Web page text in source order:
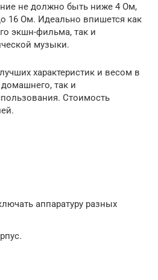
не должно быть ниже 4 Ом,
16 Ом. Идеально впишется как
экшн-фильма, так и
музыки.
характеристик и весом в
так и
Стоимость
аппаратуру разных